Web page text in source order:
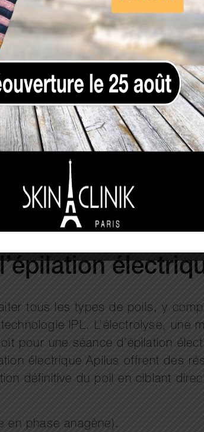
continu.
courant haute fréquence.
l’épilation électrique avec
du corps, y compris les plus
L’épilation électrique par
c’est opter pour une
tous les types de poils, y
IPL. L’électrolyse, une
pour une séance d’épilation
électrique Apilus offrent des
définitive du poil en ciblant
en phase anagène).